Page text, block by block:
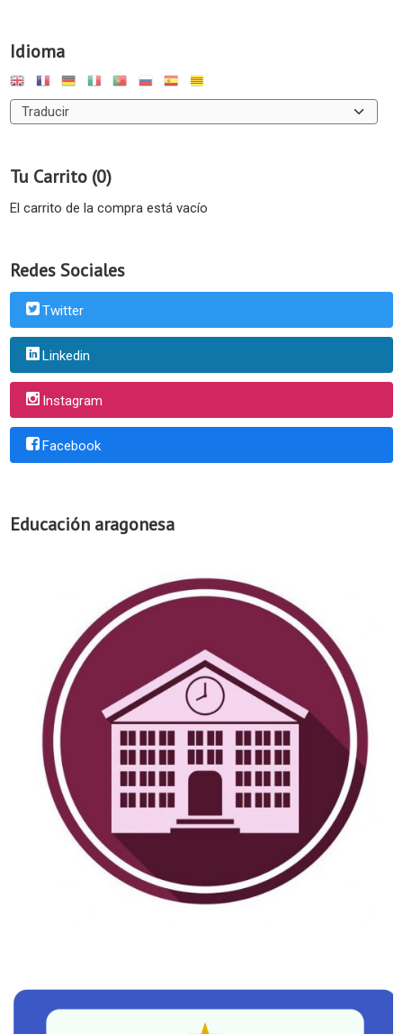
Idioma
Tu Carrito (0)
El carrito de la compra está vacío
Redes Sociales
Twitter
Linkedin
Instagram
Facebook
Educación aragonesa